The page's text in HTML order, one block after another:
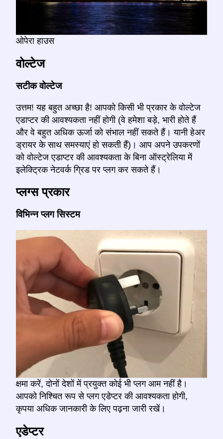
ओपेरा हाउस
वोल्टेज
सटीक वोल्टेज
उत्तम! यह बहुत अच्छा है! आपको किसी भी प्रकार के वोल्टेज
एडाप्टर की आवश्यकता नहीं होगी (वे हमेशा बड़े, भारी होते हैं
और वे बहुत अधिक ऊर्जा को संभाल नहीं सकते हैं। यानी हेअर
ड्रायर के साथ समस्याएं हो सकती हैं)। आप अपने उपकरणों
को वोल्टेज एडाप्टर की आवश्यकता के बिना ऑस्ट्रेलिया में
इलेक्ट्रिक नेटवर्क ग्रिड पर प्लग कर सकते हैं।
प्लग्स प्रकार
विभिन्न प्लग सिस्टम
क्षमा करें, दोनों देशों में प्रयुक्त कोई भी प्लग आम नहीं है।
आपको निश्चित रूप से प्लग एडेप्टर की आवश्यकता होगी,
कृपया अधिक जानकारी के लिए पढ़ना जारी रखें।
एडेप्टर